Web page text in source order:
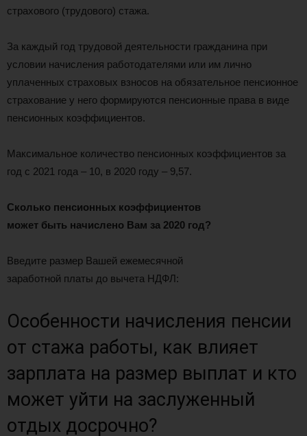
страхового (трудового) стажа.
За каждый год трудовой деятельности гражданина при
условии начисления работодателями или им лично
уплаченных страховых взносов на обязательное пенсионное
страхование у него формируются пенсионные права в виде
пенсионных коэффициентов.
Максимальное количество пенсионных коэффициентов за
год с 2021 года – 10, в 2020 году – 9,57.
Сколько пенсионных коэффициентов
может быть начислено Вам за 2020 год?
Введите размер Вашей ежемесячной
заработной платы до вычета НДФЛ:
Особенности начисления пенсии
от стажа работы, как влияет
зарплата на размер выплат и кто
может уйти на заслуженный
отдых досрочно?